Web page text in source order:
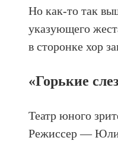
Но как-то так
указующего
в сторонке хор
«Горькие
Театр юного
Режиссер —